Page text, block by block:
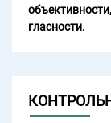
гласности.